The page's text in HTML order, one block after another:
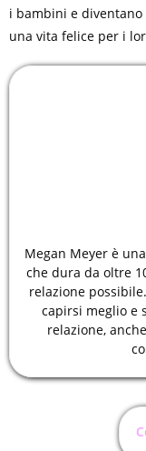
i bambini e
una vita felice per i
Megan Meyer è
che dura da oltre
relazione
capirsi meglio e
relazione,